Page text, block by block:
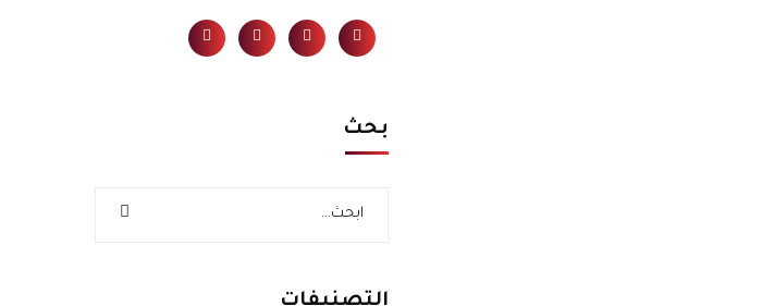
بحث
التصنيفات